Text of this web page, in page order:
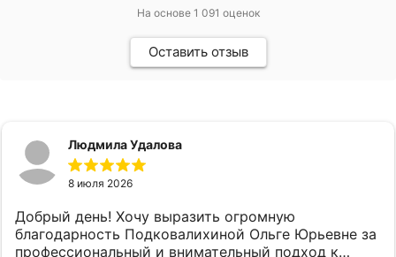
На основе 1 091 оценок
Оставить отзыв
Людмила Удалова
8 июля 2026
Добрый день! Хочу выразить огромную
благодарность Подковалихиной Ольге Юрьевне за
профессиональный и внимательный подход к